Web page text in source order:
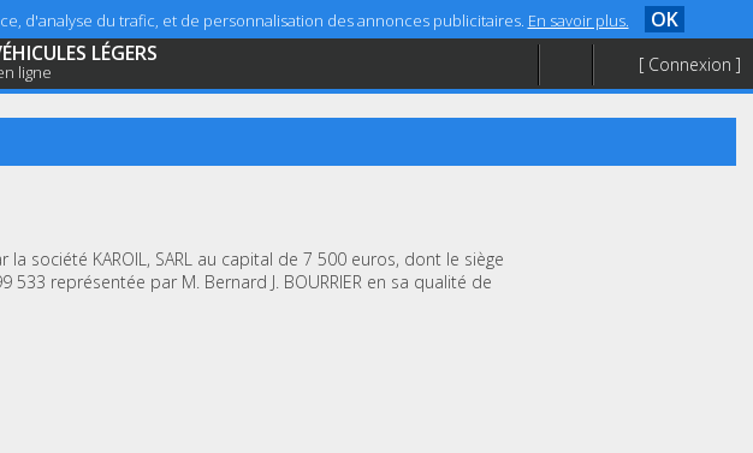
d'analyse du trafic, et de personnalisation des annonces publicitaires. En savoir plus. OK
LÉGERS
ligne [ Connexion ]
la société KAROIL, SARL au capital de 7 500 euros, dont le siège
représentée par M. Bernard J. BOURRIER en sa qualité de